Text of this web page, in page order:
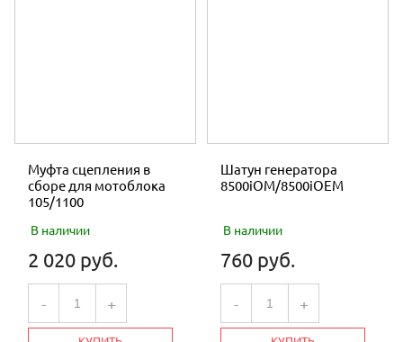
Муфта сцепления в
сборе для мотоблока
105/1100
В наличии
2 020 руб.
- +
Шатун генератора
8500iOM/8500iOEM
В наличии
760 руб.
- +